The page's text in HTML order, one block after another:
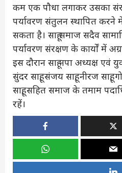
कम एक पौधा लगाकर उसका
पर्यावरण संतुलन स्थापित करने
सकता है। साहू समाज सदैव
पर्यावरण संरक्षण के कार्यों में
इस दौरान साहू नपा अध्यक्ष एवं
सुंदर साहू, संजय साहू, नीरज साहू,
साहू, सहित समाज के तमाम
रहें।